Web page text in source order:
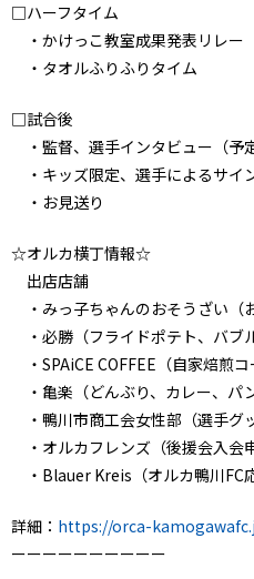
□ハーフタイム
・かけっこ教室成果発表リレー
・タオルふりふりタイム
□試合後
・監督、選手インタビュー（予定
・キッズ限定、選手によるサイ
・お見送り
☆オルカ横丁情報☆
出店店舗
・みっ子ちゃんのおそうざい（
・必勝（フライドポテト、バブ
・SPAiCE COFFEE（自家焙煎コ
・亀楽（どんぶり、カレー、パン
・鴨川市商工会女性部（選手グッ
・オルカフレンズ（後援会入会
・Blauer Kreis（オルカ鴨川FC
詳細： https://orca-
ーーーーーーーーーー